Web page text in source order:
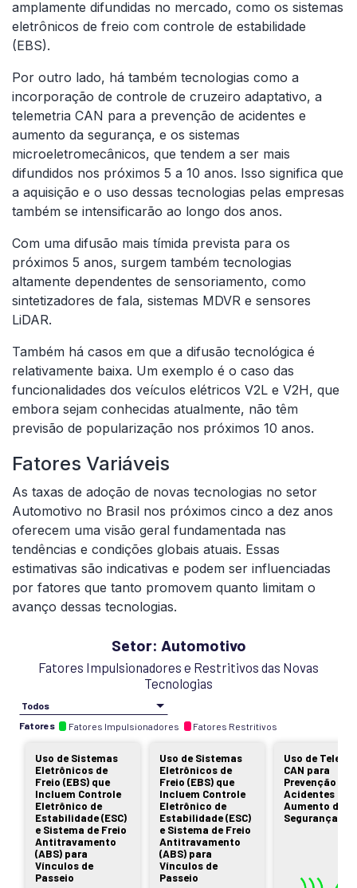
amplamente difundidas no mercado, como os sistemas
eletrônicos de freio com controle de estabilidade
(EBS).
Por outro lado, há também tecnologias como a
incorporação de controle de cruzeiro adaptativo, a
telemetria CAN para a prevenção de acidentes e
aumento da segurança, e os sistemas
microeletromecânicos, que tendem a ser mais
difundidos nos próximos 5 a 10 anos. Isso significa que
a aquisição e o uso dessas tecnologias pelas empresas
também se intensificarão ao longo dos anos.
Com uma difusão mais tímida prevista para os
próximos 5 anos, surgem também tecnologias
altamente dependentes de sensoriamento, como
sintetizadores de fala, sistemas MDVR e sensores
LiDAR.
Também há casos em que a difusão tecnológica é
relativamente baixa. Um exemplo é o caso das
funcionalidades dos veículos elétricos V2L e V2H, que
embora sejam conhecidas atualmente, não têm
previsão de popularização nos próximos 10 anos.
Fatores Variáveis
As taxas de adoção de novas tecnologias no setor
Automotivo no Brasil nos próximos cinco a dez anos
oferecem uma visão geral fundamentada nas
tendências e condições globais atuais. Essas
estimativas são indicativas e podem ser influenciadas
por fatores que tanto promovem quanto limitam o
avanço dessas tecnologias.